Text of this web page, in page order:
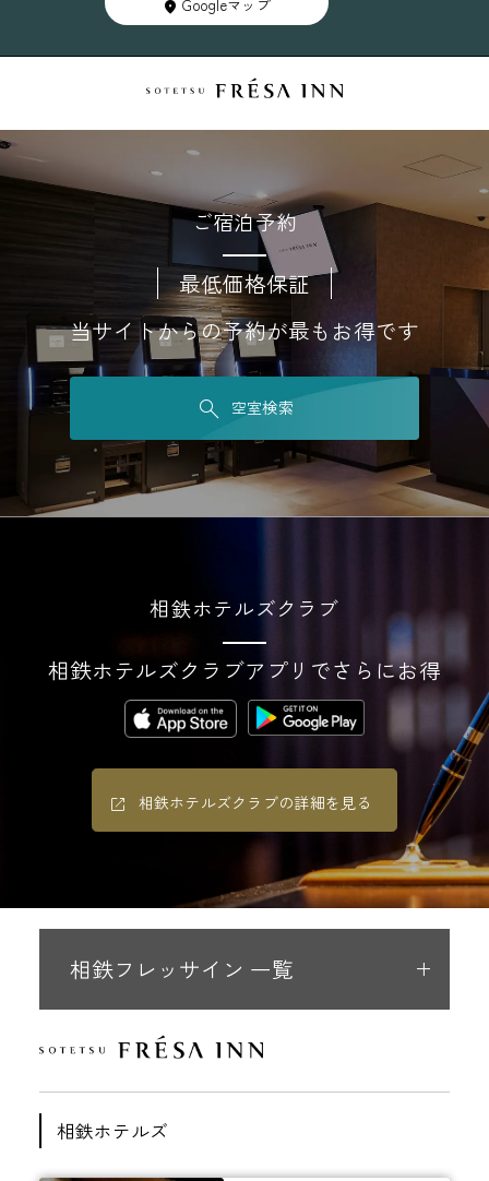
Googleマップ
ご宿泊予約
最低価格保証
当サイトからの予約が最もお得です
空室検索
相鉄ホテルズクラブ
相鉄ホテルズクラブアプリでさらにお得
相鉄ホテルズクラブの詳細を見る
相鉄フレッサイン 一覧
相鉄ホテルズ